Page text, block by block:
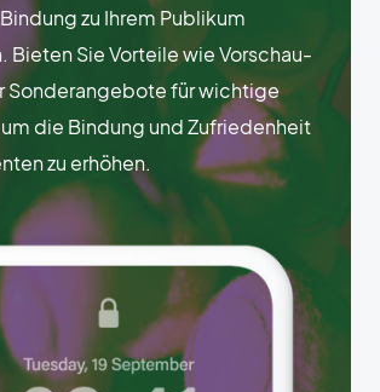
zu Ihrem Publikum
Bieten Sie Vorteile wie Vorschau-
Sonderangebote für wichtige
um die Bindung und Zufriedenheit
zu erhöhen.